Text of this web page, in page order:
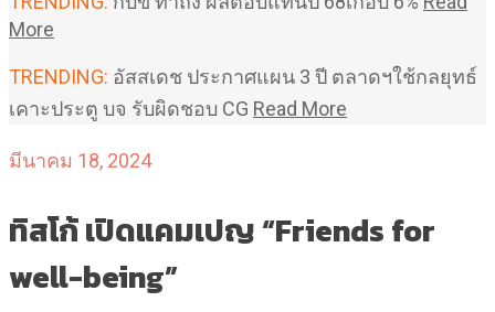
More
TRENDING: อัสสเดช ประกาศแผน 3 ปี ตลาดฯใช้กลยุทธ์
เคาะประตู บจ รับผิดชอบ CG Read More
มีนาคม 18, 2024
ทิสโก้ เปิดแคมเปญ “Friends for
well-being”